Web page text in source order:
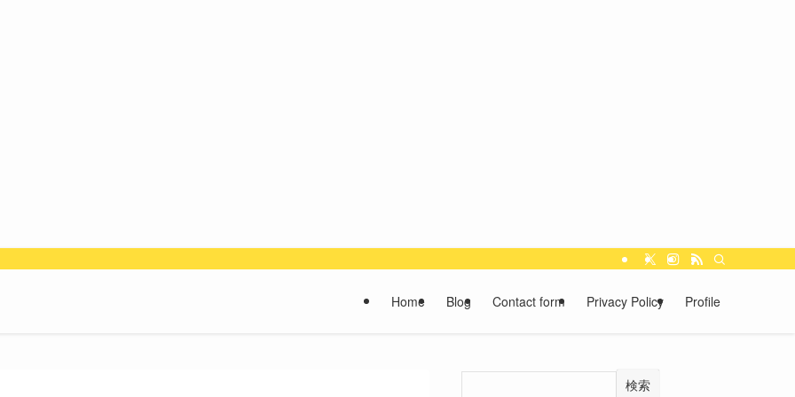
Home Blog Contact form Privacy Policy Profile
検索